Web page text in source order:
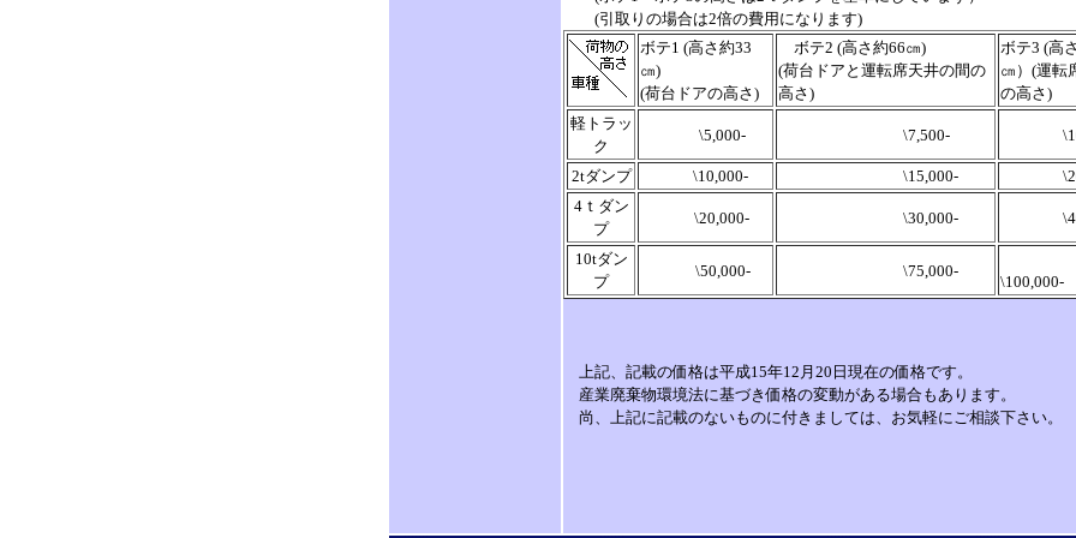
(引取りの場合は2倍の費用になります)
ボテ1 (高さ約33
㎝)
(荷台ドアの高さ)
ボテ2 (高さ約66㎝)
(荷台ドアと運転席天井の間の
高さ)
ボテ3 (高
㎝）(運転
の高さ)
軽トラッ
ク
\5,000- \7,500-
2tダンプ \10,000- \15,000-
4ｔダン
プ
\20,000- \30,000-
10tダン
プ
\50,000- \75,000-
\100,000-
上記、記載の価格は平成15年12月20日現在の価格です。
産業廃棄物環境法に基づき価格の変動がある場合もあります。
尚、上記に記載のないものに付きましては、お気軽にご相談下さい。